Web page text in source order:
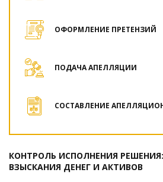
ОФОРМЛЕНИЕ ПРЕТЕНЗИЙ
ПОДАЧА АПЕЛЛЯЦИИ
СОСТАВЛЕНИЕ
КОНТРОЛЬ ИСПОЛНЕНИЯ
ВЗЫСКАНИЯ ДЕНЕГ И АКТИВОВ